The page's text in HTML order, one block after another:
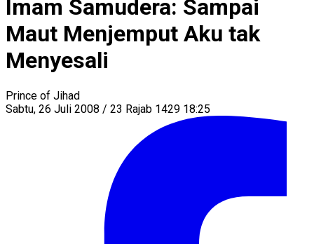
Imam Samudera: Sampai
Maut Menjemput Aku tak
Menyesali
Prince of Jihad
Sabtu, 26 Juli 2008 / 23 Rajab 1429 18:25